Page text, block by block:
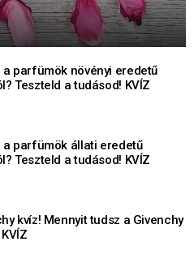
a parfümök növényi eredetű
Teszteld a tudásod! KVÍZ
a parfümök állati eredetű
Teszteld a tudásod! KVÍZ
kvíz! Mennyit tudsz a Givenchy